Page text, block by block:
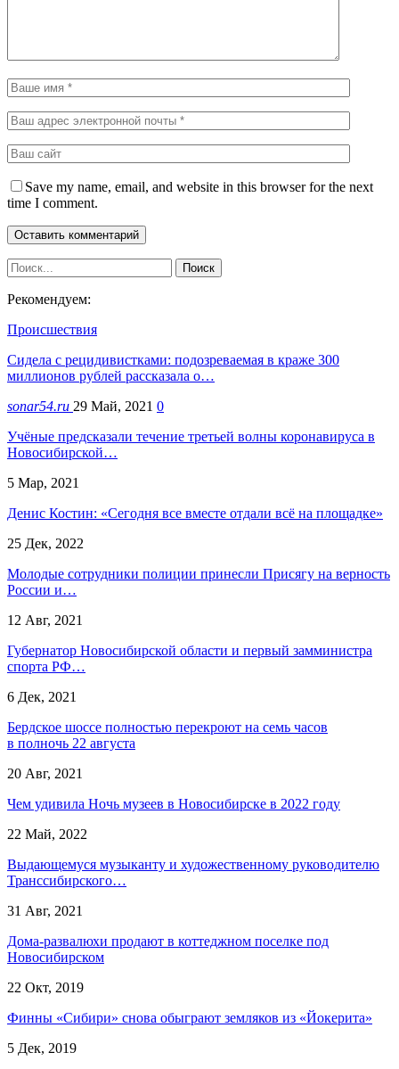
Save my name, email, and website in this browser for the next
time I comment.
Рекомендуем:
Происшествия
Сидела с рецидивистками: подозреваемая в краже 300
миллионов рублей рассказала о…
sonar54.ru 29 Май, 2021 0
Учёные предсказали течение третьей волны коронавируса в
Новосибирской…
5 Мар, 2021
Денис Костин: «Сегодня все вместе отдали всё на площадке»
25 Дек, 2022
Молодые сотрудники полиции принесли Присягу на верность
России и…
12 Авг, 2021
Губернатор Новосибирской области и первый замминистра
спорта РФ…
6 Дек, 2021
Бердское шоссе полностью перекроют на семь часов
в полночь 22 августа
20 Авг, 2021
Чем удивила Ночь музеев в Новосибирске в 2022 году
22 Май, 2022
Выдающемуся музыканту и художественному руководителю
Транссибирского…
31 Авг, 2021
Дома-развалюхи продают в коттеджном поселке под
Новосибирском
22 Окт, 2019
Финны «Сибири» снова обыграют земляков из «Йокерита»
5 Дек, 2019